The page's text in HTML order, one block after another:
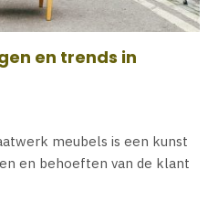
en trends in
meubels is een kunst
en behoeften van de klant